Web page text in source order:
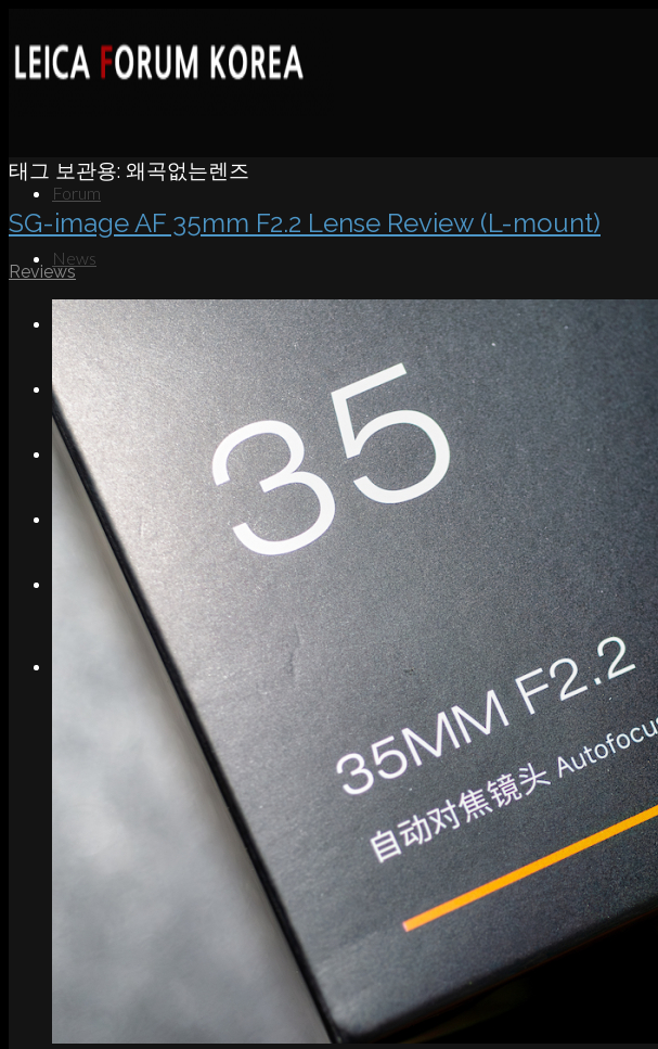
Forum
News
Portfolio
About
Contact
Search
Menu
Link to Instagram
태그 보관용: 왜곡없는렌즈
SG-image AF 35mm F2.2 Lense Review (L-mount)
Reviews